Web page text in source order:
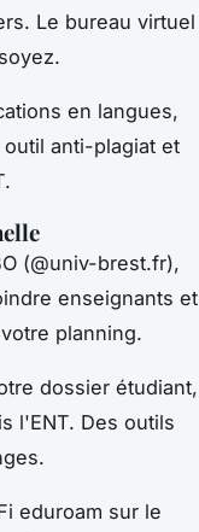
Le bureau virtuel
en langues,
anti-plagiat et
(@univ-brest.fr),
enseignants et
planning.
dossier étudiant,
l'ENT. Des outils
eduroam sur le